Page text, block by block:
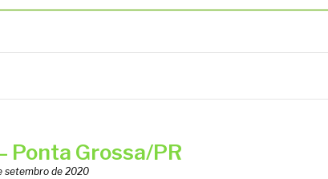
Ponta Grossa/PR
setembro de 2020